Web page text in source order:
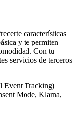
características
y te permiten
Con tu
servicios de terceros
Event Tracking)
Mode, Klarna,